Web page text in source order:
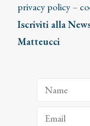
privacy policy–
Iscriviti alla
Matteucci